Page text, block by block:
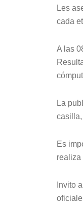
Les
cada
A las
La
Es
realiza
Invito